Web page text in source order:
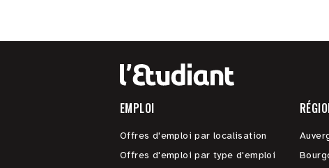
EMPLOI
Offres d'emploi par localisation
Offres d'emploi par type d'emploi